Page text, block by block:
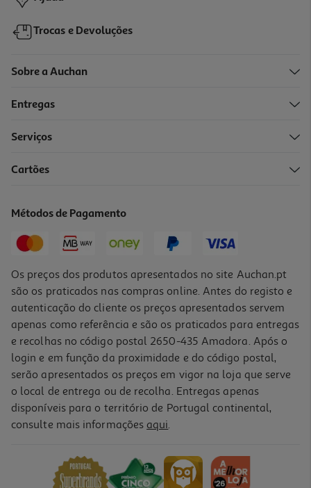
-29%
Price reduced from
6,99 €to
Promoção
-17%
Base Para Chapéu De Sol Em Plástico 45l
Price reduced from
24,99 €
Trocas e Devoluções
Sobre a Auchan
Entregas
Serviços
Cartões
Métodos de Pagamento
Os preços dos produtos apresentados no site Auchan.pt
são os praticados nas compras online. Antes do registo e
autenticação do cliente os preços apresentados servem
apenas como referência e são os praticados para entregas
e recolhas no código postal 2650-435 Amadora. Após o
login e em função da proximidade e do código postal,
serão apresentados os preços em vigor na loja que serve
o local de entrega ou de recolha. Entregas apenas
disponíveis para o território de Portugal continental,
consulte mais informações aqui.